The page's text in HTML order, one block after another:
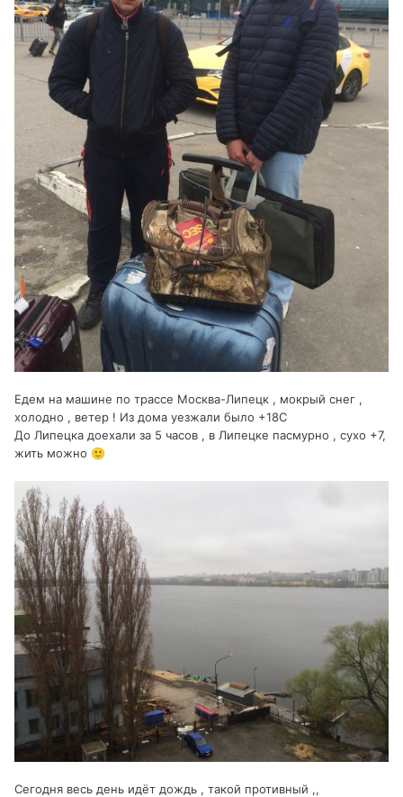
Едем на машине по трассе Москва-Липецк , мокрый снег ,
холодно , ветер ! Из дома уезжали было +18С
До Липецка доехали за 5 часов , в Липецке пасмурно , сухо +7,
жить можно 🙂
Сегодня весь день идёт дождь , такой противный ,,